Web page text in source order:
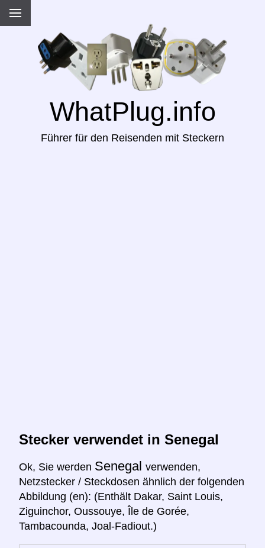
WhatPlug.info
Führer für den Reisenden mit Steckern
Stecker verwendet in Senegal
Ok, Sie werden Senegal verwenden,
Netzstecker / Steckdosen ähnlich der folgenden
Abbildung (en): (Enthält Dakar, Saint Louis,
Ziguinchor, Oussouye, Île de Gorée,
Tambacounda, Joal-Fadiout.)